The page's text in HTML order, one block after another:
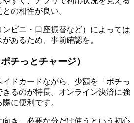
の相性が良い。
ビニ・口座振替など）によっては
あるため、事前確認を。
チっとチャージ）
ドカードながら、少額を「ポチっ
きるのが特長。オンライン決済に強
に便利です。
向き、必要な分だけ使うという初心